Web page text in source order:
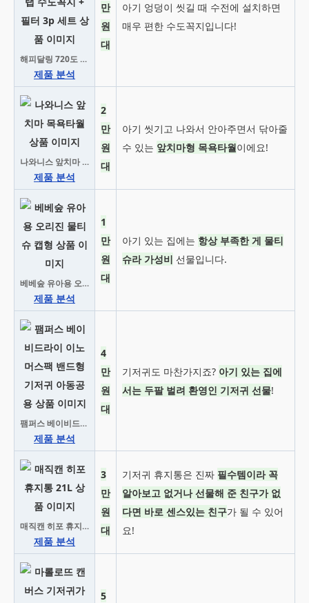
해피달링 720도 세면대 워터탭 수도꼭지 + 필터 3p 세트
제품 분석
만
원
대
아기 엉덩이 씻길 때 수전에 설치하면
매우 편한 수도꼭지입니다!
나와니스 앞치마 목욕타월
제품 분석
2
만
원
대
아기 씻기고 나와서 안아주면서 닦아줄
수 있는 앞치마형 목욕타월이에요!
베베숲 유아용 오리진 물티슈 캡형
제품 분석
1
만
원
대
아기 있는 집에는 항상 부족한 게 물티
슈라 가성비 선물입니다.
팸퍼스 베이비드라이 이노머스팩 밴드형 기저귀 아동공용
제품 분석
4
만
원
대
기저귀도 마찬가지죠? 아기 있는 집에
서는 두팔 벌려 환영인 기저귀 선물!
매직캔 히포 휴지통 21L
제품 분석
3
만
원
대
기저귀 휴지통은 진짜 필수템이라 꼭
알아보고 없거나 선물해 준 친구가 없
다면 바로 센스있는 친구가 될 수 있어
요!
5